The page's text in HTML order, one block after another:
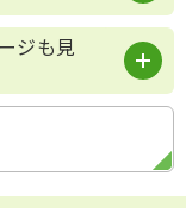
ジも見